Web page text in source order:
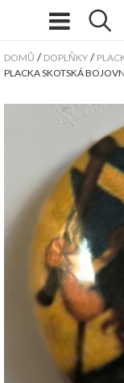
DOMŮ / DOPLŇKY /
PLACKA SKOTSKÁ